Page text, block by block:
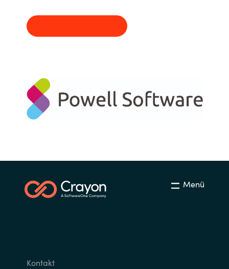
Lithuania
Netherlands
Poland
Menü
Kontakt